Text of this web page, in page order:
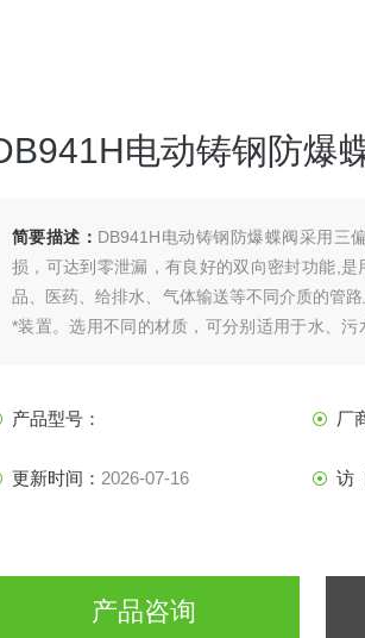
电动铸钢防爆
简要描述： DB941H电动铸钢防爆蝶阀采用三
损，可达到零泄漏，有良好的双向密封功能,
品、医药、给排水、气体输送等不同介质的管
*装置。选用不同的材质，可分别适用于水、
产品型号： 厂
更新时间： 2026-07-16 访
产品咨询